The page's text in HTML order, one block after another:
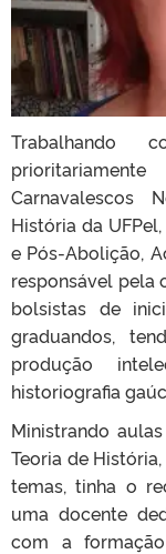
Trabalhando
Carnavalescos
História da
e Pós-Abolição,
responsável pela
bolsistas de
graduandos,
produção
historiografia
Ministrando
Teoria de
temas, tinha o
uma docente
com a